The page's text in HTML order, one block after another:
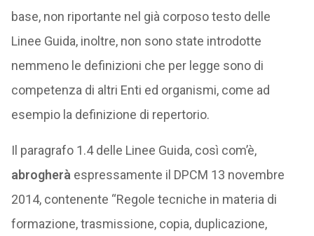
base, non riportante nel già corposo testo delle
Linee Guida, inoltre, non sono state introdotte
nemmeno le definizioni che per legge sono di
competenza di altri Enti ed organismi, come ad
esempio la definizione di repertorio.
Il paragrafo 1.4 delle Linee Guida, così com’è,
abrogherà espressamente il DPCM 13 novembre
2014, contenente “Regole tecniche in materia di
formazione, trasmissione, copia, duplicazione,